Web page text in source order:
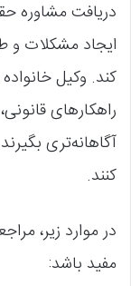
دریافت مشاوره
ایجاد مشکلات و
کند. وکیل
راهکارهای
آگاهانه‌تری
کنند.
در موارد زیر،
مفید باشد: